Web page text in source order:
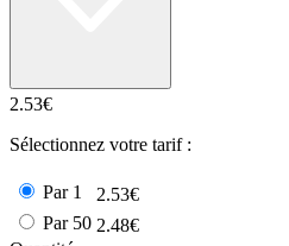
2.53€
Sélectionnez votre tarif :
Par 1
2.53€
Par 50 2.48€